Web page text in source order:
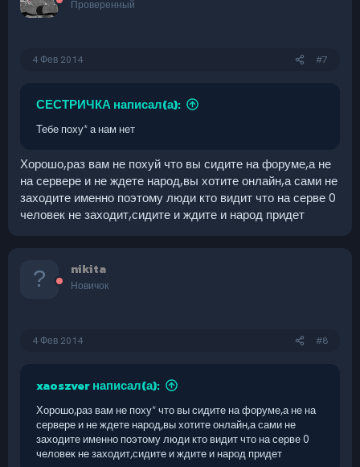
Проверенный
4 Фев 2014 #7
СЕСТРИЧКА написал(а):
Тебе поху* а нам нет
Хорошо,раз вам не похуй что вы сидите на форуме,а не
на сервере и не ждете народ,вы хотите онлайн,а сами не
заходите именно поэтому люди кто видит что на серве 0
человек не заходит,сидите и ждите и народ придет
nikita
Новичок
4 Фев 2014 #8
xaoszver написал(а):
Хорошо,раз вам не поху* что вы сидите на форуме,а не на
сервере и не ждете народ,вы хотите онлайн,а сами не
заходите именно поэтому люди кто видит что на серве 0
человек не заходит,сидите и ждите и народ придет